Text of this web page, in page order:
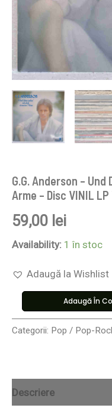
G.G. Anderson – Und
Arme – Disc VINIL LP
59,00 lei
Availability: 1 în stoc
Adaugă la Wishlist
VG+
Adaugă În
Categorii: Pop / Pop-
Descriere